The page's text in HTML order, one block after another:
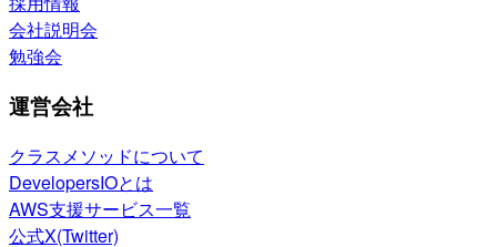
会社説明会
勉強会
運営会社
クラスメソッドについて
DevelopersIOとは
AWS支援サービス一覧
公式X(Twitter)